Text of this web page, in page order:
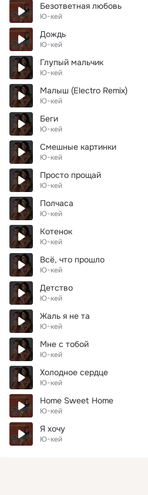
Безответная любовь
Ю-кей
Дождь
Ю-кей
Глупый мальчик
Ю-кей
Малыш (Electro Remix)
Ю-кей
Беги
Ю-кей
Смешные картинки
Ю-кей
Просто прощай
Ю-кей
Полчаса
Ю-кей
Котенок
Ю-кей
Всё, что прошло
Ю-кей
Детство
Ю-кей
Жаль я не та
Ю-кей
Мне с тобой
Ю-кей
Холодное сердце
Ю-кей
Home Sweet Home
Ю-кей
Я хочу
Ю-кей